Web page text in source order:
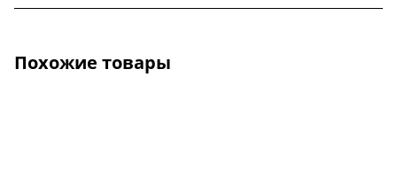
Похожие товары